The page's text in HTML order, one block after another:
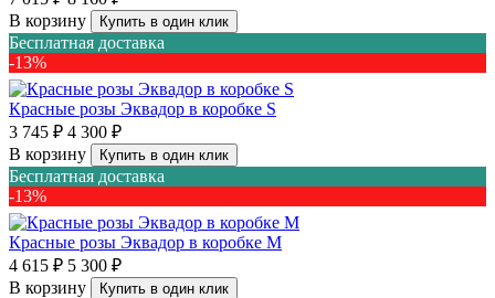
В корзину
Купить в один клик
Бесплатная доставка
-13%
Красные розы Эквадор в коробке S
3 745 ₽ 4 300 ₽
В корзину
Купить в один клик
Бесплатная доставка
-13%
Красные розы Эквадор в коробке M
4 615 ₽ 5 300 ₽
В корзину
Купить в один клик